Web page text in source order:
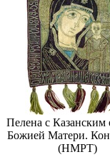
Пелена с Казанским
Божией Матери.
(НМРТ)